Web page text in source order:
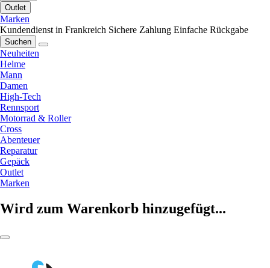
Outlet
Marken
Kundendienst in Frankreich Sichere Zahlung Einfache Rückgabe
Suchen
Neuheiten
Helme
Mann
Damen
High-Tech
Rennsport
Motorrad & Roller
Cross
Abenteuer
Reparatur
Gepäck
Outlet
Marken
Wird zum Warenkorb hinzugefügt...